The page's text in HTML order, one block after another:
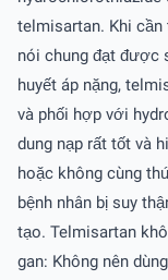
telmisartan. Khi cần
nói chung đạt được
huyết áp nặng,
và phối hợp với
dung nạp rất tốt và
hoặc không cùng
bệnh nhân bị suy
tạo. Telmisartan
gan: Không nên